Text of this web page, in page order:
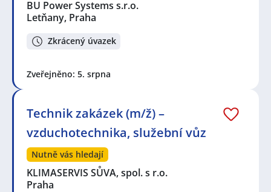
BU Power Systems s.r.o.
Letňany, Praha
Zkrácený úvazek
Zveřejněno: 5. srpna
Technik zakázek (m/ž) –
vzduchotechnika, služební vůz
Nutně vás hledají
KLIMASERVIS SŮVA, spol. s r.o.
Praha